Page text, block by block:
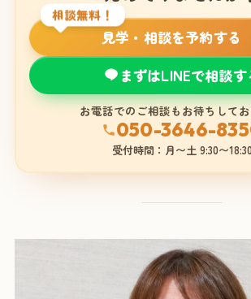
相談無料！
見学・相談を予約する
まずはLINEで相談す
お電話でのご相談もお待ちして
050-3646-
受付時間：月〜土 9:30〜18:30